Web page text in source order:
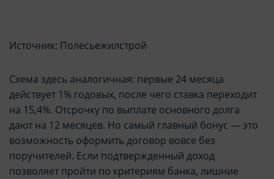
Источник: Полесьежилстрой
Схема здесь аналогичная: первые 24 месяца
действует 1% годовых, после чего ставка переходит
на 15,4%. Отсрочку по выплате основного долга
дают на 12 месяцев. Но самый главный бонус — это
возможность оформить договор вовсе без
поручителей. Если подтвержденный доход
позволяет пройти по критериям банка, лишние